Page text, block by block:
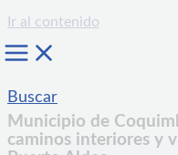
Ir al contenido
Buscar
Municipio de
caminos interiores y